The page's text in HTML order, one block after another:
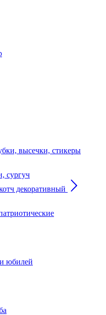
высечки, стикеры
сургуч
декоративный
юбилей